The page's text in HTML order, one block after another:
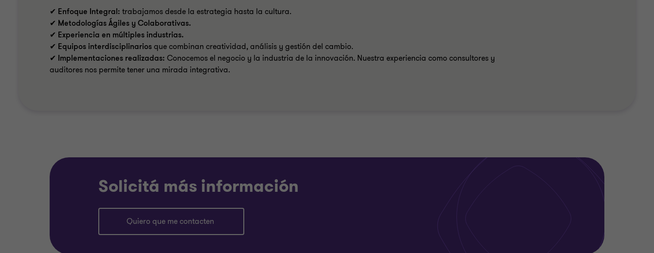
✔ Enfoque Integral: trabajamos desde la estrategia hasta la cultura.
✔ Metodologías Ágiles y Colaborativas.
✔ Experiencia en múltiples industrias.
✔ Equipos interdisciplinariosque combinan creatividad, análisis y gestión del cambio.
✔ Implementaciones realizadas: Conocemos el negocio y la industria de la innovación. Nuestra experiencia como consultores y
auditores nos permite tener una mirada integrativa.
Solicitá más información
Quiero que me contacten